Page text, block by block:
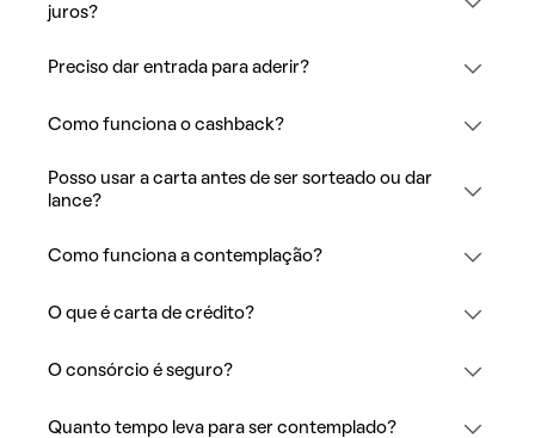
juros?
Preciso dar entrada para aderir?
Como funciona o cashback?
Posso usar a carta antes de ser sorteado ou dar
lance?
Como funciona a contemplação?
O que é carta de crédito?
O consórcio é seguro?
Quanto tempo leva para ser contemplado?